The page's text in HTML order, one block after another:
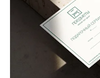
Подписаться